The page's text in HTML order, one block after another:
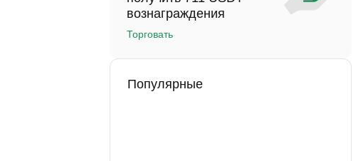
вознаграждения
Торговать
Популярные